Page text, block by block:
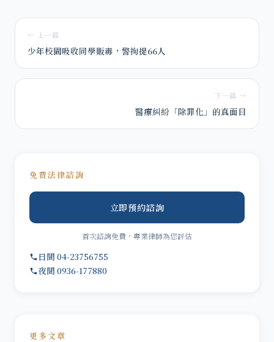
← 上一篇
少年校園吸收同學販毒，警拘提66人
下一篇 →
醫療糾紛「除罪化」的真面目
免費法律諮詢
立即預約諮詢
首次諮詢免費，專業律師為您評估
日間 04-23756755
夜間 0936-177880
更多文章